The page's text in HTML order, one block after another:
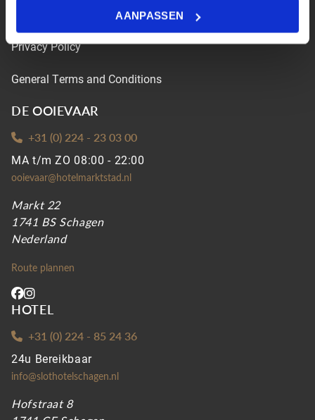
AANPASSEN
Privacy Policy
General Terms and Conditions
DE OOIEVAAR
+31 (0) 224 - 23 03 00
MA t/m ZO 08:00 - 22:00
ooievaar@hotelmarktstad.nl
Markt 22
1741 BS Schagen
Nederland
Route plannen
HOTEL
+31 (0) 224 - 85 24 36
24u Bereikbaar
info@slothotelschagen.nl
Hofstraat 8